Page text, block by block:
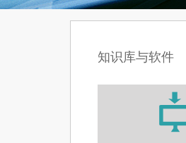
知识库与软件